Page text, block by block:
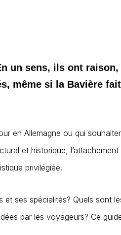
un sens, ils ont
même si la Bavière
en Allemagne ou qui
et historique,
privilégiée.
ses spécialités? Quels sont
par les voyageurs? Ce